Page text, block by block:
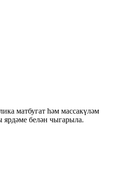
матбугат һәм массакүләм
белән чыгарыла.